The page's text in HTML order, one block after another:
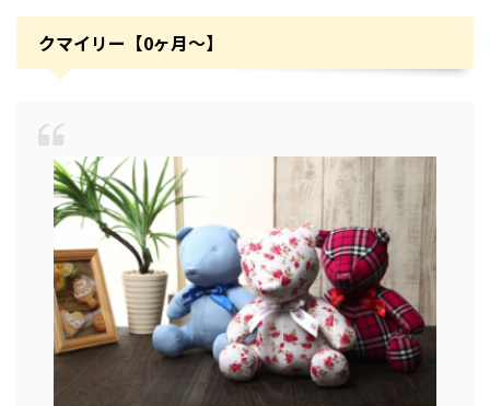
クマイリー【0ヶ月〜】